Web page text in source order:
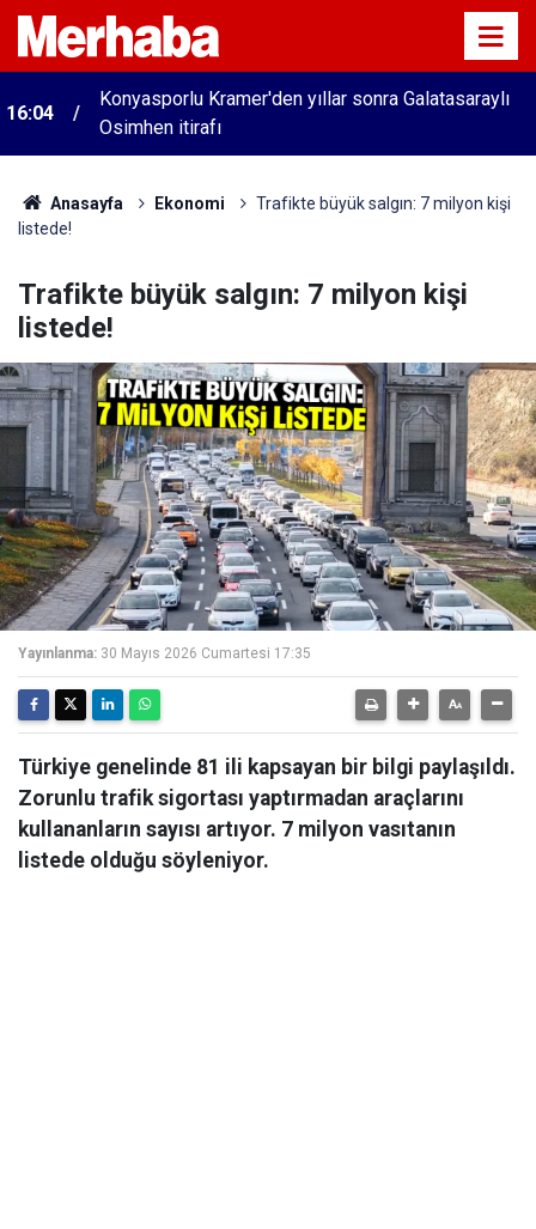
16:04
Konyasporlu Kramer'den yıllar sonra Galatasaraylı
Osimhen itirafı
Anasayfa Ekonomi
Trafikte büyük salgın: 7 milyon kişi
listede!
Trafikte büyük salgın: 7 milyon kişi
listede!
Yayınlanma: 30 Mayıs 2026 Cumartesi 17:35
Türkiye genelinde 81 ili kapsayan bir bilgi paylaşıldı.
Zorunlu trafik sigortası yaptırmadan araçlarını
kullananların sayısı artıyor. 7 milyon vasıtanın
listede olduğu söyleniyor.